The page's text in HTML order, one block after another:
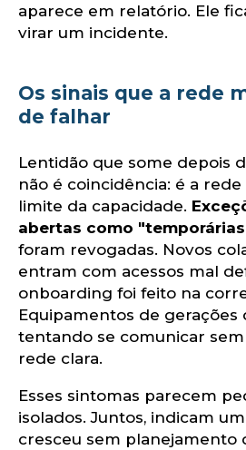
aparece em relatório. Ele
virar um incidente.
Os sinais que a rede
de falhar
Lentidão que some depois
não é coincidência: é a
limite da capacidade.
abertas como
foram revogadas. Novos
entram com acessos mal
onboarding foi feito na
Equipamentos de gerações
tentando se comunicar
rede clara.
Esses sintomas parecem
isolados. Juntos, indicam
cresceu sem planejamento